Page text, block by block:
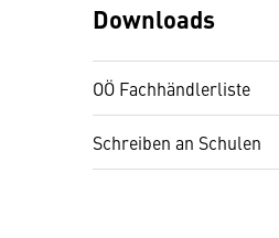
Downloads
OÖ Fachhändlerliste
Schreiben an Schulen